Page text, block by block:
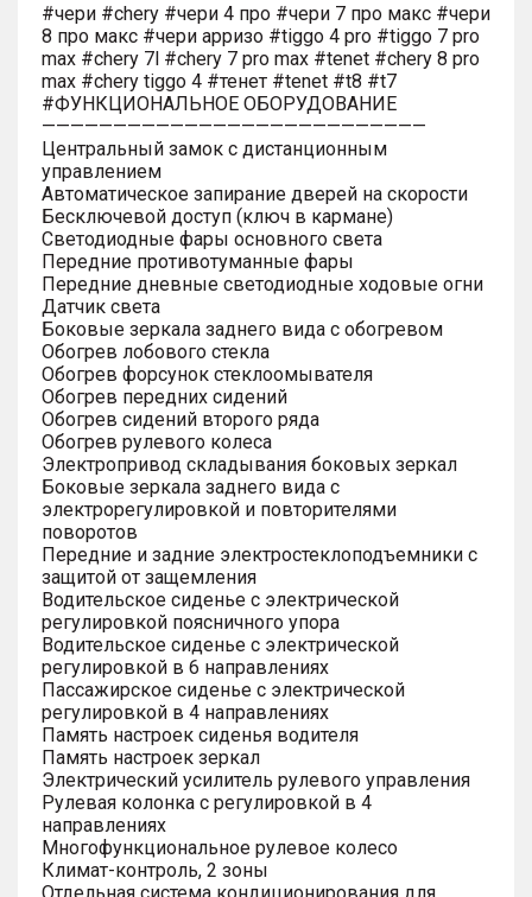
#чери #chery #чери 4 про #чери 7 про макс #чери
8 про макс #чери арризо #tiggo 4 pro #tiggo 7 pro
max #chery 7l #chery 7 pro max #tenet #chery 8 pro
max #chery tiggo 4 #тенет #tenet #t8 #t7
#ФУНКЦИОНАЛЬНОЕ ОБОРУДОВАНИЕ
———————————————————————————
Центральный замок с дистанционным
управлением
Автоматическое запирание дверей на скорости
Бесключевой доступ (ключ в кармане)
Светодиодные фары основного света
Передние противотуманные фары
Передние дневные светодиодные ходовые огни
Датчик света
Боковые зеркала заднего вида с обогревом
Обогрев лобового стекла
Обогрев форсунок стеклоомывателя
Обогрев передних сидений
Обогрев сидений второго ряда
Обогрев рулевого колеса
Электропривод складывания боковых зеркал
Боковые зеркала заднего вида с
электрорегулировкой и повторителями
поворотов
Передние и задние электростеклоподъемники с
защитой от защемления
Водительское сиденье с электрической
регулировкой поясничного упора
Водительское сиденье с электрической
регулировкой в 6 направлениях
Пассажирское сиденье с электрической
регулировкой в 4 направлениях
Память настроек сиденья водителя
Память настроек зеркал
Электрический усилитель рулевого управления
Рулевая колонка с регулировкой в 4
направлениях
Многофункциональное рулевое колесо
Климат-контроль, 2 зоны
Отдельная система кондиционирования для